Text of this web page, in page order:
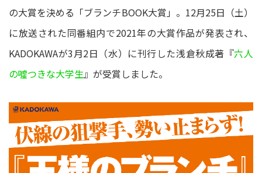
の大賞を決める「ブランチBOOK大賞」。12月25日（土）
に放送された同番組内で2021年の大賞作品が発表され、
KADOKAWAが3月2日（水）に刊行した浅倉秋成著『六人
の噓つきな大学生』が受賞しました。